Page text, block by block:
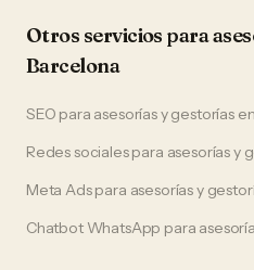
Otros servicios para
Barcelona
SEO para asesorías y gestoríasen
Redes socialespara asesorías y
Meta Adspara asesorías y
Chatbot WhatsApp para